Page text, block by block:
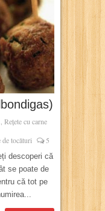
Rețete cu carne
de tocături 5
descoperi că
se poate de
că tot pe